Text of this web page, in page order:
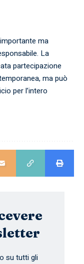
ma
La
partecipazione
ma può
per l’intero
su tutti gli